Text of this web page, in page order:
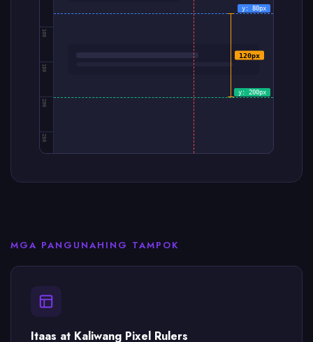
100
150
200
250
y: 80px
y: 200px
120px
MGA PANGUNAHING TAMPOK
Itaas at Kaliwang Pixel Rulers